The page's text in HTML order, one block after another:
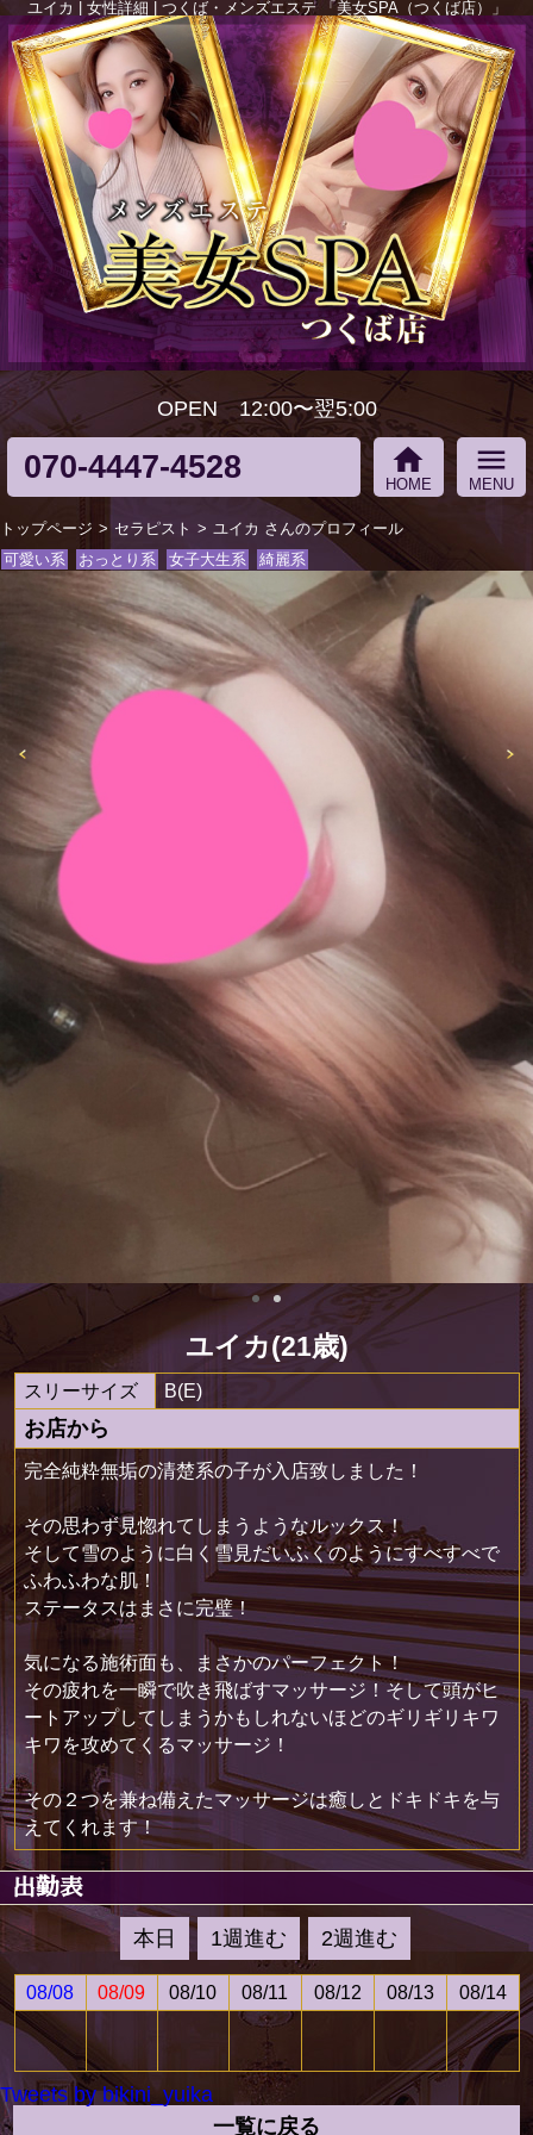
ユイカ | 女性詳細 | つくば・メンズエステ 「美女SPA（つくば店）」
OPEN 12:00〜翌5:00
070-4447-4528 home
HOME
menu
MENU
トップページ セラピスト
ユイカ さんのプロフィール
可愛い系
おっとり系 女子大生系 綺麗系
ユイカ(21歳)
スリーサイズ B(E)
お店から
完全純粋無垢の清楚系の子が入店致しました！
その思わず見惚れてしまうようなルックス！
そして雪のように白く雪見だいふくのようにすべすべで
ふわふわな肌！
ステータスはまさに完璧！
気になる施術面も、まさかのパーフェクト！
その疲れを一瞬で吹き飛ばすマッサージ！そして頭がヒ
ートアップしてしまうかもしれないほどのギリギリキワ
キワを攻めてくるマッサージ！
その２つを兼ね備えたマッサージは癒しとドキドキを与
えてくれます！
出勤表
本日 1週進む 2週進む
08/08 08/09 08/10 08/11 08/12 08/13 08/14
Tweets by bikini_yuika
一覧に戻る